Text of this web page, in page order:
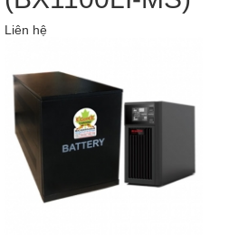
Liên hệ